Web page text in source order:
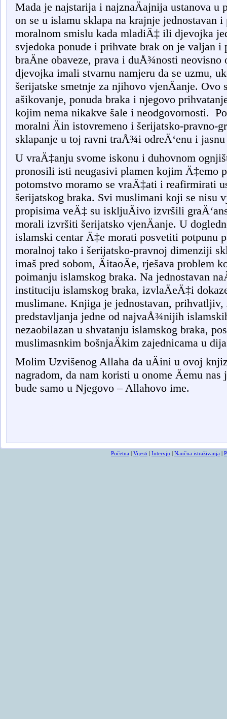
Mada je najstarija i najznaÄajnija ustanova
on se u islamu sklapa na krajnje jednostavan
moralnom smislu kada mladiÄ‡ ili djevojka
svjedoka ponude i prihvate brak on je valjan i
braÄne obaveze, prava i duÅ¾nosti
djevojka imali stvarnu namjeru da se uzmu,
šerijatske smetnje za njihovo vjenÄanje. Ovo
ašikovanje, ponuda braka i njegovo
kojim nema nikakve šale i neodgovornosti.
moralni Äin istovremeno i šerijatsko-pravno-
sklapanje u toj ravni traÅ¾i odreÄ‘enu i jasnu
U vraÄ‡anju svome iskonu i duhovnom
pronosili isti neugasivi plamen kojim Ä‡emo
potomstvo moramo se vraÄ‡ati i reafirmirati
šerijatskog braka. Svi muslimani koji se nisu
propisima veÄ‡ su iskljuÄivo izvršili
morali izvršiti šerijatsko vjenÄanje. U
islamski centar Ä‡e morati posvetiti potpunu
moralnoj tako i šerijatsko-pravnoj dimenziji
imaš pred sobom, ÄitaoÄe, rješava problem
poimanju islamskog braka. Na jednostavan
instituciju islamskog braka, izvlaÄeÄ‡i
muslimane. Knjiga je jednostavan, prihvatljiv,
predstavljanja jedne od najvaÅ¾nijih
nezaobilazan u shvatanju islamskog braka,
muslimasnkim bošnjaÄkim zajednicama u
Molim Uzvišenog Allaha da uÄini u ovoj
nagradom, da nam koristi u onome Äemu nas
bude samo u Njegovo – Allahovo ime.
Početna Vijesti Intervju Naučna istraživanja